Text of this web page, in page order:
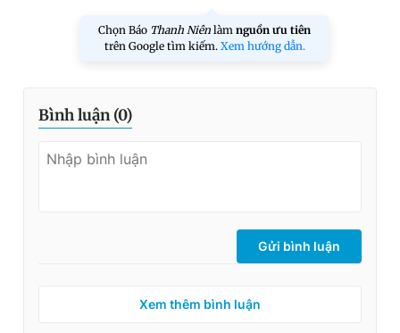
Chọn Báo Thanh Niên làm nguồn ưu tiên
trên Google tìm kiếm. Xem hướng dẫn.
Bình luận (0)
Gửi bình luận
Xem thêm bình luận